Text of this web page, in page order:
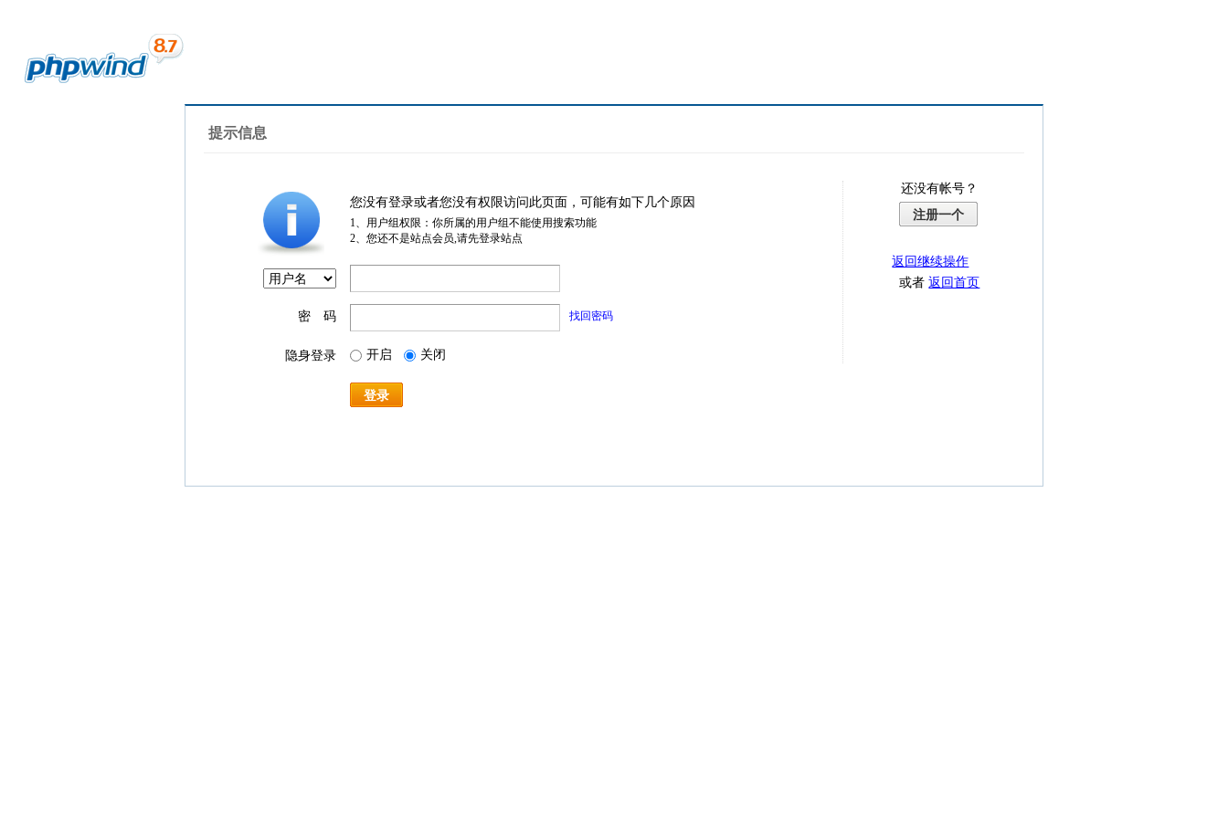
提示信息
您没有登录或者您没有权限访问此页面，可能有如下几个原因
1、用户组权限：你所属的用户组不能使用搜索功能
2、您还不是站点会员,请先登录站点
密 码 找回密码
隐身登录 开启 关闭
登录
还没有帐号？
注册一个
返回继续操作
或者返回首页